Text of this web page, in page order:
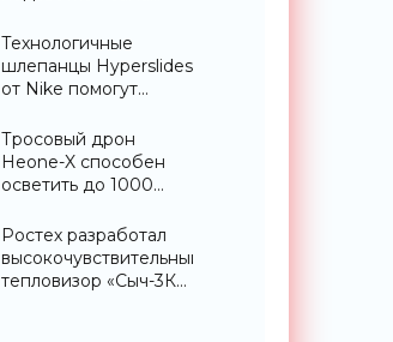
«Гаджеты»
Технологичные
шлепанцы Hyperslides
от Nike помогут
ноги после
тренировки -
«Гаджеты»
Тросовый дрон
Heone-X способен
осветить до 1000
земли -
«Беспилотники»
Ростех разработал
высокочувствительный
тепловизор «Сыч-3К»